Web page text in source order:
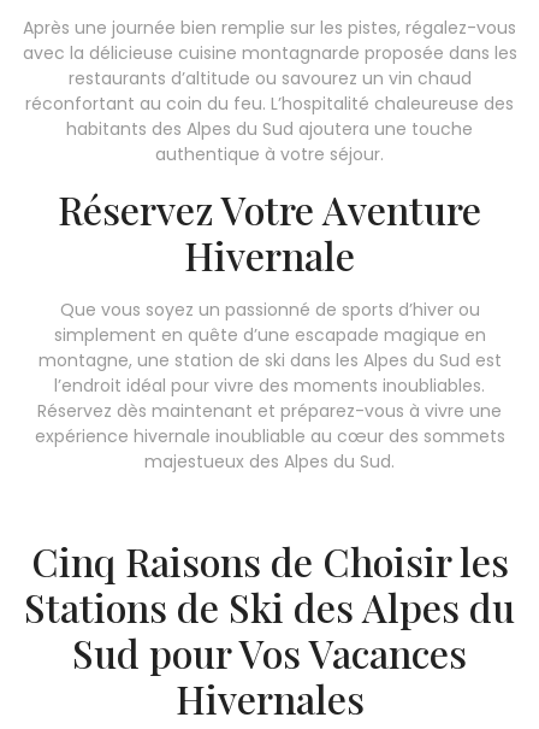
Après une journée bien remplie sur les pistes, régalez-vous
avec la délicieuse cuisine montagnarde proposée dans les
restaurants d’altitude ou savourez un vin chaud
réconfortant au coin du feu. L’hospitalité chaleureuse des
habitants des Alpes du Sud ajoutera une touche
authentique à votre séjour.
Réservez Votre Aventure
Hivernale
Que vous soyez un passionné de sports d’hiver ou
simplement en quête d’une escapade magique en
montagne, une station de ski dans les Alpes du Sud est
l’endroit idéal pour vivre des moments inoubliables.
Réservez dès maintenant et préparez-vous à vivre une
expérience hivernale inoubliable au cœur des sommets
majestueux des Alpes du Sud.
Cinq Raisons de Choisir les
Stations de Ski des Alpes du
Sud pour Vos Vacances
Hivernales